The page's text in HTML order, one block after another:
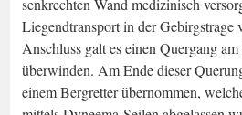
überwinden. Am Ende dieser
einem Bergretter übernommen,
mittels Dyneema-Seilen abgelassen
beide bis zum Wandfuß abgeseilt
Einsatzfahrzeug abtransportiert.